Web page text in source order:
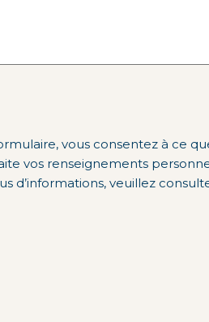
vous consentez à ce
Pour plus d’informations, veuillez